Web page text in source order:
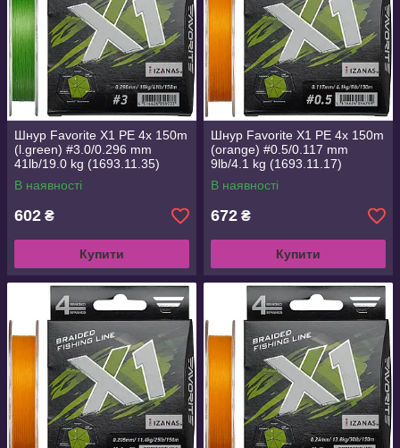
Шнур Favorite X1 PE 4x 150m
(l.green) #3.0/0.296 mm
41lb/19.0 kg (1693.11.35)
В наявності
602 ₴
Купити
Шнур Favorite X1 PE 4x 150m
(orange) #0.5/0.117 mm
9lb/4.1 kg (1693.11.17)
В наявності
672 ₴
Купити